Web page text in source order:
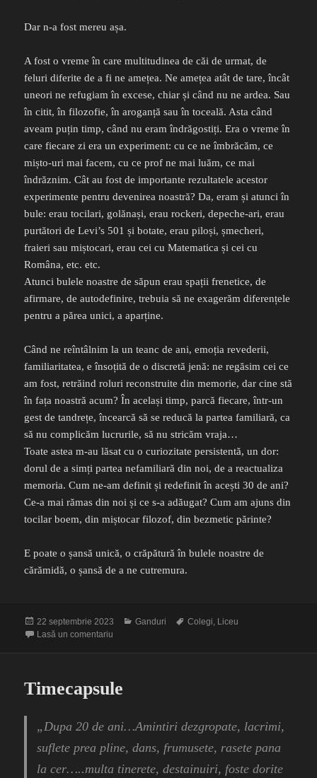
Dar n-a fost mereu așa.
A fost o vreme în care multitudinea de căi de urmat, de
feluri diferite de a fi ne amețea. Ne amețea atât de tare, încât
uneori ne refugiam în excese, chiar și când nu ne ardea. Sau
în citit, în filozofie, în aroganță sau în toceală. Asta când
aveam puțin timp, când nu eram îndrăgostiți. Era o vreme în
care fiecare zi era un experiment: cu ce ne îmbrăcăm, ce
mișto-uri mai facem, cu ce prof ne mai luăm, ce mai
îndrăznim. Cât au fost de importante rezultatele acestor
experimente pentru devenirea noastră? Da, eram și atunci în
bule: erau tocilari, golănași, erau rockeri, depeche-ari, erau
purtători de Levi’s 501 și botate, erau piloși, șmecheri,
fraieri sau miștocari, erau cei cu Matematica și cei cu
Româna, etc. etc.
Atunci bulele noastre de săpun erau spații frenetice, de
afirmare, de autodefinire, trebuia să ne exagerăm diferențele
pentru a părea unici, a aparține.
Când ne reîntâlnim la un teanc de ani, emoția revederii,
familiaritatea, e însoțită de o discretă jenă: ne regăsim cei ce
am fost, retrăind roluri reconstruite din memorie, dar cine stă
în fața noastră acum? În același timp, parcă fiecare, într-un
gest de tandrețe, încearcă să se reducă la partea familiară, ca
să nu complicăm lucrurile, să nu stricăm vraja…
Toate astea m-au lăsat cu o curiozitate persistentă, un dor:
dorul de a simți partea nefamiliară din noi, de a reactualiza
memoria. Cum ne-am definit și redefinit în acești 30 de ani?
Ce-a mai rămas din noi și ce s-a adăugat? Cum am ajuns din
tocilar boem, din miștocar filozof, din bezmetic părinte?
E poate o șansă unică, o crăpătură în bulele noastre de
cărămidă, o șansă de a ne cutremura.
Publicat
pe
22 septembrie 2023 Categorii
Ganduri Etichete
Colegi, Liceu
Lasă un comentariu
Timecapsule
„Dupa 20 de ani…Amintiri dezgropate, lacrimi,
suflete prea pline, dans, frumusete, rasete pana
la cer…..multa tinerete, destainuiri, foste dorite